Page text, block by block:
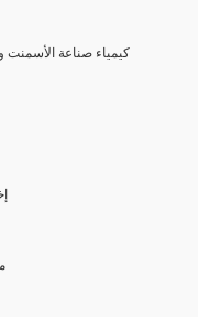
(35) كيمياء صناعة